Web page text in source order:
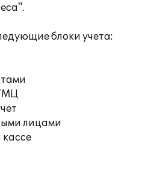
блоки учета:
лицами